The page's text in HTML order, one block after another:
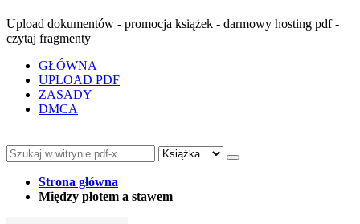
Upload dokumentów - promocja książek - darmowy hosting pdf -
czytaj fragmenty
GŁÓWNA
UPLOAD PDF
ZASADY
DMCA
Strona główna
Między płotem a stawem